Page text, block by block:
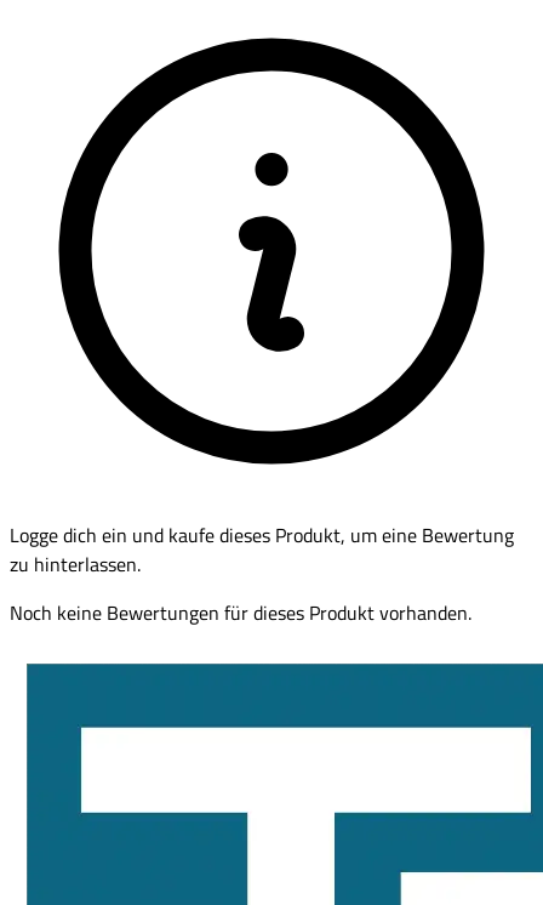
Logge dich ein und kaufe dieses Produkt, um eine Bewertung
zu hinterlassen.
Noch keine Bewertungen für dieses Produkt vorhanden.